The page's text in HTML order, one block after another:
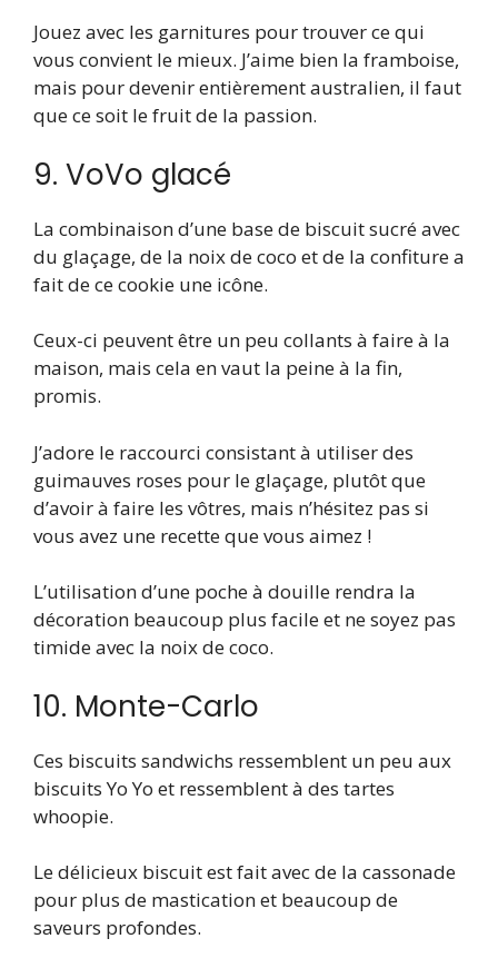
Jouez avec les garnitures pour trouver ce qui
vous convient le mieux. J’aime bien la framboise,
mais pour devenir entièrement australien, il faut
que ce soit le fruit de la passion.
9. VoVo glacé
La combinaison d’une base de biscuit sucré avec
du glaçage, de la noix de coco et de la confiture a
fait de ce cookie une icône.
Ceux-ci peuvent être un peu collants à faire à la
maison, mais cela en vaut la peine à la fin,
promis.
J’adore le raccourci consistant à utiliser des
guimauves roses pour le glaçage, plutôt que
d’avoir à faire les vôtres, mais n’hésitez pas si
vous avez une recette que vous aimez !
L’utilisation d’une poche à douille rendra la
décoration beaucoup plus facile et ne soyez pas
timide avec la noix de coco.
10. Monte-Carlo
Ces biscuits sandwichs ressemblent un peu aux
biscuits Yo Yo et ressemblent à des tartes
whoopie.
Le délicieux biscuit est fait avec de la cassonade
pour plus de mastication et beaucoup de
saveurs profondes.